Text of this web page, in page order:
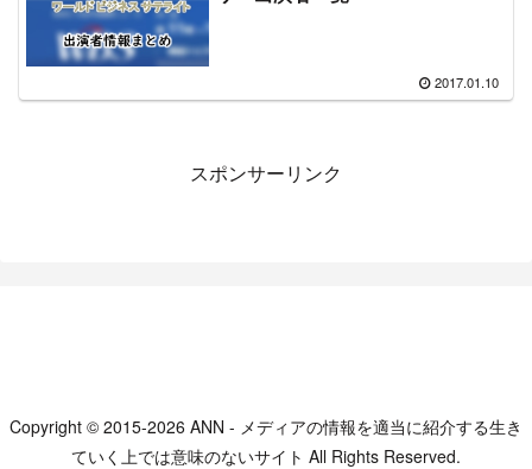
2017.01.10
スポンサーリンク
Copyright © 2015-2026 ANN - メディアの情報を適当に紹介する生き
ていく上では意味のないサイト All Rights Reserved.